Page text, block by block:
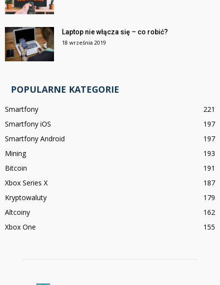
Laptop nie włącza się – co robić?
18 września 2019
POPULARNE KATEGORIE
Smartfony
221
Smartfony iOS
197
Smartfony Android
197
Mining
193
Bitcoin
191
Xbox Series X
187
Kryptowaluty
179
Altcoiny
162
Xbox One
155